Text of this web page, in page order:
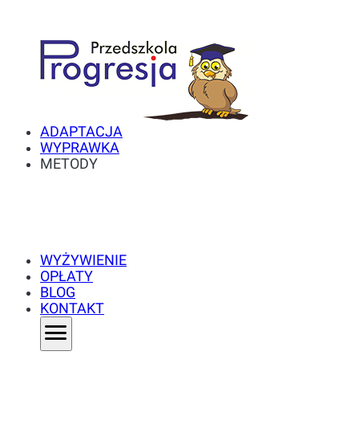
ADAPTACJA
WYPRAWKA
METODY
WYŻYWIENIE
OPŁATY
BLOG
KONTAKT
menu